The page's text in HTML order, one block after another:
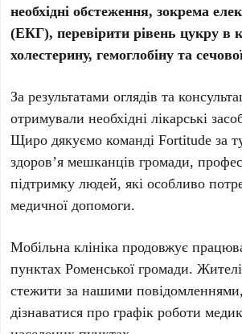
необхідні обстеження, зокрема
(ЕКГ), перевірити рівень цукру в
холестерину, гемоглобіну та
За результатами оглядів та
отримували необхідні лікарські
Щиро дякуємо команді Fortitude за
здоров’я мешканців громади,
підтримку людей, які особливо
медичної допомоги.
Мобільна клініка продовжує
пунктах Роменської громади.
стежити за нашими
дізнаватися про графік роботи